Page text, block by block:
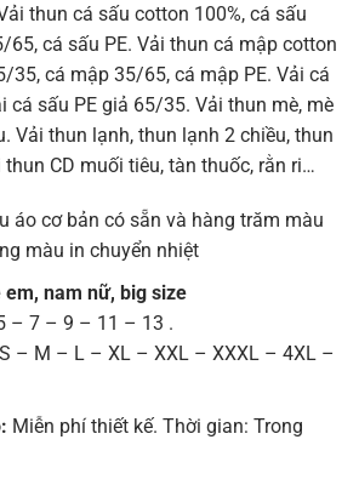
thun cá sấu cotton 100%, cá sấu
65, cá sấu PE. Vải thun cá mập cotton
35, cá mập 35/65, cá mập PE. Vải cá
cá sấu PE giả 65/35. Vải thun mè, mè
Vải thun lạnh, thun lạnh 2 chiều, thun
thun CD muối tiêu, tàn thuốc, rằn ri…
áo cơ bản có sẵn và hàng trăm màu
màu in chuyển nhiệt
nam nữ, big size
– 7 – 9 – 11 – 13 .
– M – L – XL – XXL – XXXL – 4XL –
Miễn phí thiết kế. Thời gian: Trong